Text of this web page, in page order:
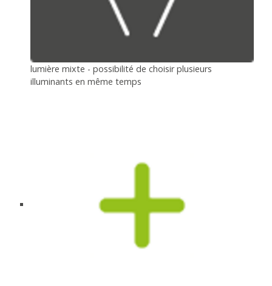
lumière mixte - possibilité de choisir plusieurs
illuminants en même temps